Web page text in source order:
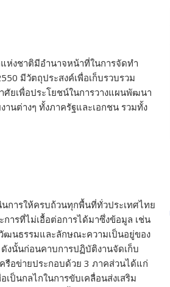
ห่งชาติมีอำนาจหน้าที่ในการจัดทำ
มีวัตถุประสงค์เพื่อเก็บรวบรวม
ศัยเพื่อประโยชน์ในการวางแผนพัฒนา
นต่างๆ ทั้งภาครัฐและเอกชน รวมทั้ง
การให้ครบถ้วนทุกพื้นที่ทั่วประเทศไทย
ารที่ไม่เอื้อต่อการได้มาซึ่งข้อมูล เช่น
ฒนธรรมและลักษณะความเป็นอยู่ของ
งนั้นก่อนคาบการปฏิบัติงานจัดเก็บ
รือข่ายประกอบด้วย 3 ภาคส่วนได้แก่
ป็นกลไกในการขับเคลื่อนส่งเสริม